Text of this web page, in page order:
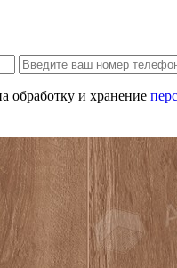
обработку и хранение